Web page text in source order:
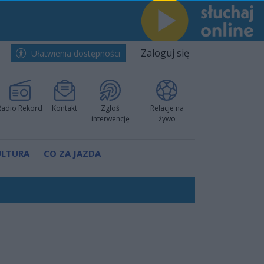
Ułatwienia dostępności Zaloguj się
Rekord Kontakt
Zgłoś
interwencję
Relacje na
żywo
CO ZA JAZDA